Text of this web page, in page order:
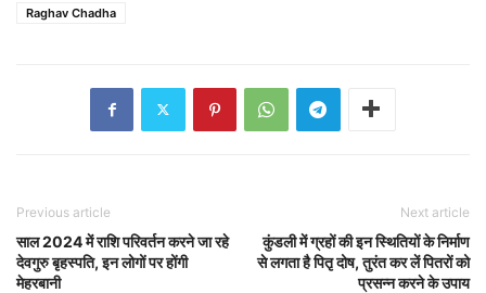
Raghav Chadha
Previous article
साल 2024 में राशि परिवर्तन करने जा रहे
देवगुरु बृहस्पति, इन लोगों पर होंगी
मेहरबानी
Next article
कुंडली में ग्रहों की इन स्थितियों के निर्माण
से लगता है पितृ दोष, तुरंत कर लें पितरों को
प्रसन्न करने के उपाय